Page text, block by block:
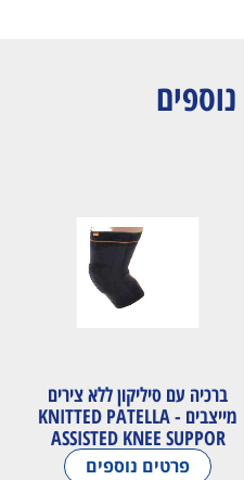
ברכיה עם סיליקון ללא צירים
מייצבים - KNITTED PATELLA
ASSISTED KNEE SUPPOR
פרטים נוספים